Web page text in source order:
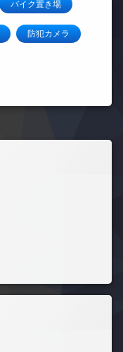
バイク置き場
防犯カメラ